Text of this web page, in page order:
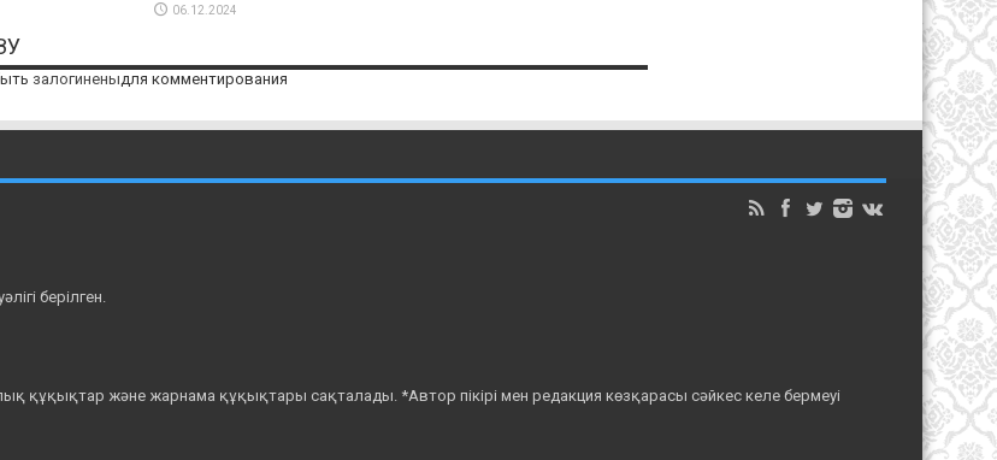
06.12.2024
залогиненыдля комментирования
берілген.
құқықтар және жарнама құқықтары сақталады. *Автор пікірі мен редакция көзқарасы сәйкес келе бермеуі